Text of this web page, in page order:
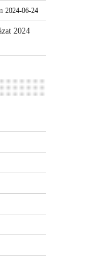
2024-06-24
2024